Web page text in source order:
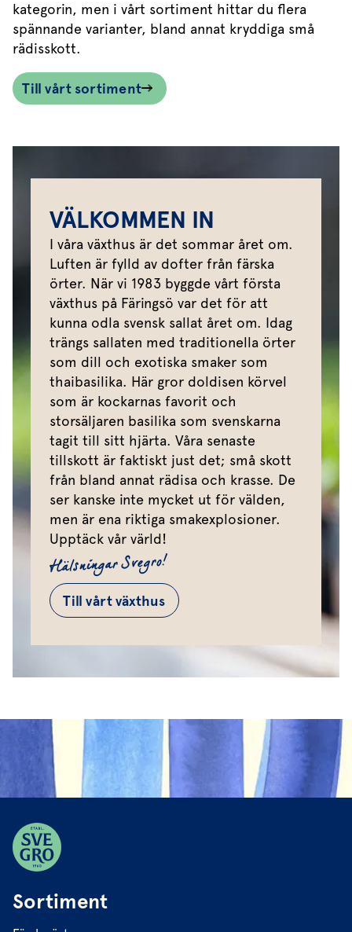
kategorin, men i vårt sortiment hittar du flera
spännande varianter, bland annat kryddiga små
rädisskott.
Till vårt sortiment
VÄLKOMMEN IN
I våra växthus är det sommar året om.
Luften är fylld av dofter från färska
örter. När vi 1983 byggde vårt första
växthus på Färingsö var det för att
kunna odla svensk sallat året om. Idag
trängs sallaten med traditionella örter
som dill och exotiska smaker som
thaibasilika. Här gror doldisen körvel
som är kockarnas favorit och
storsäljaren basilika som svenskarna
tagit till sitt hjärta. Våra senaste
tillskott är faktiskt just det; små skott
från bland annat rädisa och krasse. De
ser kanske inte mycket ut för välden,
men är ena riktiga smakexplosioner.
Upptäck vår värld!
Hälsningar Svegro!
Till vårt växthus
Sortiment